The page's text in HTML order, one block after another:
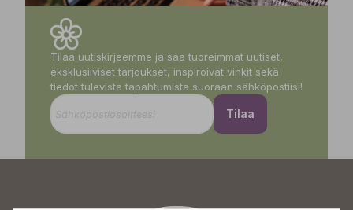
Tilaa uutiskirjeemme ja saa tuoreimmat uutiset,
eksklusiiviset tarjoukset, inspiroivat vinkit sekä
tiedot tulevista tapahtumista suoraan sähköpostiisi!
Tilaa